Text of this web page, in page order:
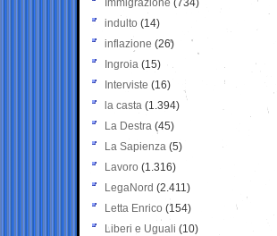
Immigrazione (734)
indulto (14)
inflazione (26)
Ingroia (15)
Interviste (16)
la casta (1.394)
La Destra (45)
La Sapienza (5)
Lavoro (1.316)
LegaNord (2.411)
Letta Enrico (154)
Liberi e Uguali (10)